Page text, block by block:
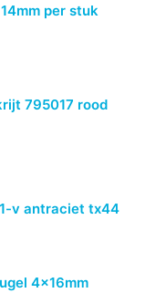
per stuk
795017 rood
v antraciet tx44
4x16mm